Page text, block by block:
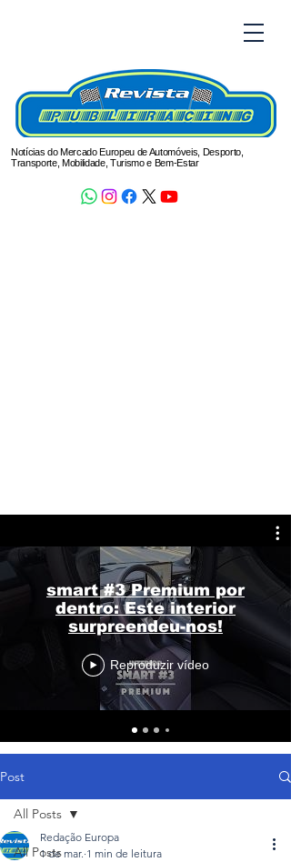
Notícias do Mercado Europeu de Automóveis, Desporto,
Transporte, Mobilidade, Turismo e Bem-Estar
smart #3 Premium por
dentro: Este interior
surpreendeu-nos!
Reproduzir vídeo
Post
All Posts
All Posts
Redação Europa
1 de mar. 1 min de leitura